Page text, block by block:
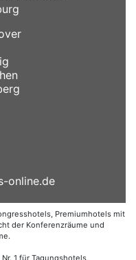
online.de
Premiumhotels mit
der Konferenzräume und